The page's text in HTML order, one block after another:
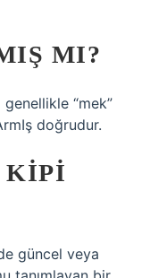
MI?
“mek”
doğrudur.
KIPI
güncel veya